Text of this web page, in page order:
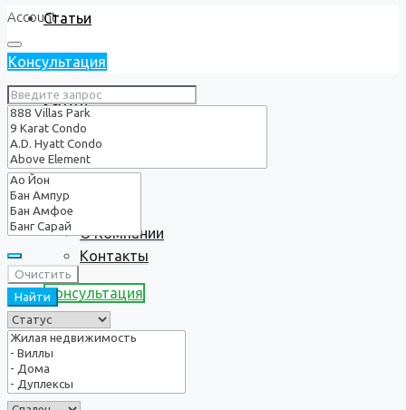
Статьи
Услуги
О нас
О Компании
Контакты
Консультация
Account
Консультация
Очистить
Найти